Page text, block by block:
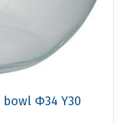
bowl Φ34 Υ30